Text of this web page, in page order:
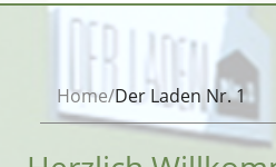
Home Der Laden Nr. 1